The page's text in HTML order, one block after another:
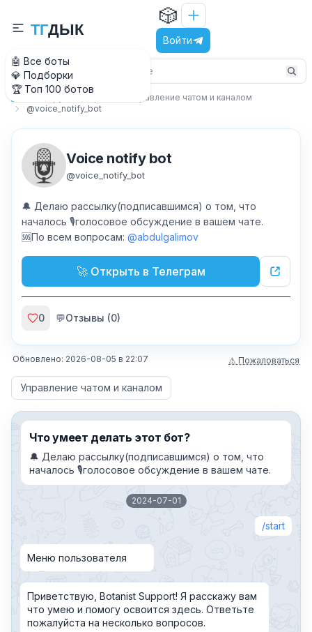
🤖 Все боты
💎 Подборки
🏆 Топ 100 ботов
ТГДЫК
🎲
Войти
Главная
Управление чатом и каналом
@voice_notify_bot
Voice notify bot
@voice_notify_bot
🔔 Делаю рассылку(подписавшимся) о том, что
началось 🎙голосовое обсуждение в вашем чате.
🆘По всем вопросам: @abdulgalimov
🚀 Открыть в Телеграм
0 💬Отзывы (0)
Обновлено: 2026-08-05 в 22:07 ⚠ Пожаловаться
Управление чатом и каналом
Что умеет делать этот бот?
🔔 Делаю рассылку(подписавшимся) о том, что
началось 🎙голосовое обсуждение в вашем чате.
2024-07-01
start
Меню пользователя
Приветствую, Botanist Support! Я расскажу вам
что умею и помогу освоится здесь. Ответьте
пожалуйста на несколько вопросов.